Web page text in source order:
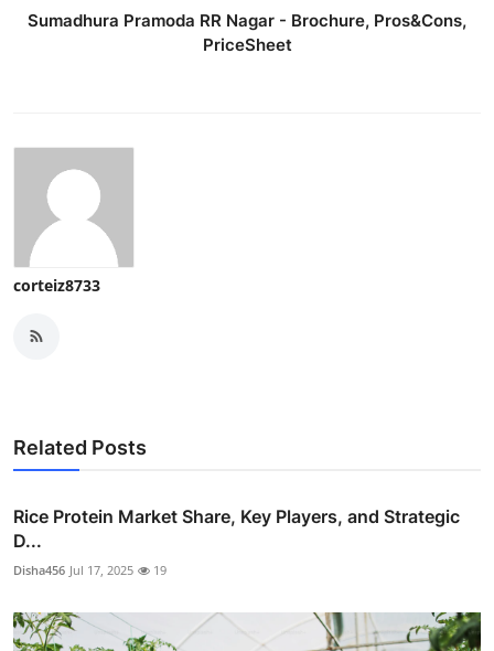
Sumadhura Pramoda RR Nagar - Brochure, Pros&Cons,
PriceSheet
corteiz8733
Related Posts
Rice Protein Market Share, Key Players, and Strategic
D...
Disha456 Jul 17, 2025 19